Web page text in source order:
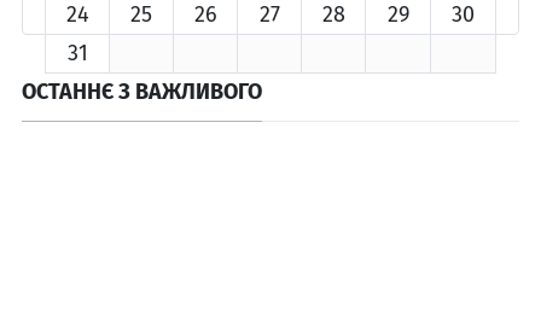
24
25 26 27 28 29
30
31
ОСТАННЄ З ВАЖЛИВОГО